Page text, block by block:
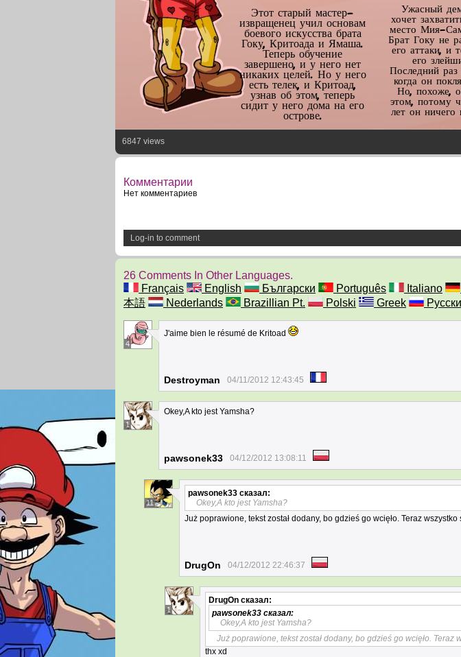
Этот старый мастер-
извращенец учил основам
боевого искусства брата
Гоку, Критоада и Ямаша.
Теперь обучение
завершено, и у него нет
никаких целей. Но у него
есть телек, и Критоад,
узнав об этом, теперь
сидит у него дома на его
острове.
Ужасный
хочет
место Мия-
Брат Гоку не
его аттаки, и
его
Последний
когда он
Но, похоже,
этом, потому
лет он ничего
6847 views
Комментарии
Нет комментариев
Log-in to comment
26 Comments In Other Languages.
Français
English Български Português Italiano
本語
Nederlands Brazillian Pt. Polski Greek
4
J'aime bien le résumé de Kritoad
Destroyman 04/11/2012 12:43:45
1
Okey,A kto jest Yamsha?
pawsonek33 04/12/2012 13:08:11
11
pawsonek33 сказал:
Okey,A kto jest Yamsha?
Już poprawione, tekst został dodany, bo gdzieś go wcięło. Teraz
DrugOn 04/12/2012 22:46:37
1
DrugOn сказал:
pawsonek33 сказал:
Okey,A kto jest Yamsha?
Już poprawione, tekst został dodany, bo gdzieś go wcięło. Teraz
thx xd